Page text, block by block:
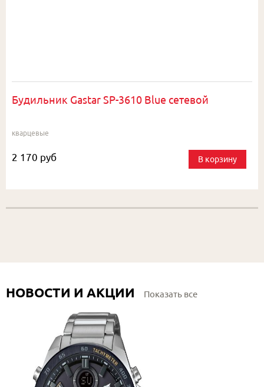
Будильник Gastar SP-3610 Blue сетевой
кварцевые
2 170 руб В корзину
НОВОСТИ И АКЦИИ Показать все